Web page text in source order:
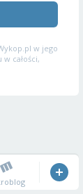
w jego
całości,